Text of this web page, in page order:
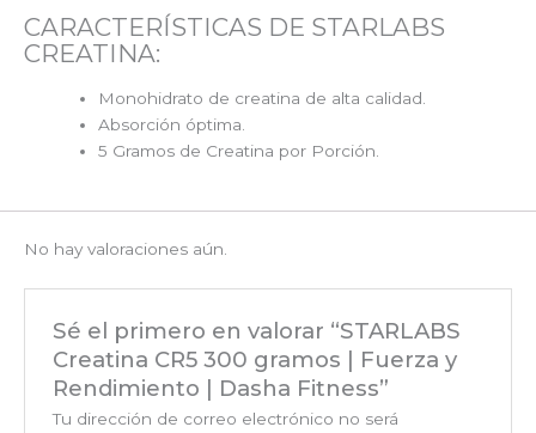
CARACTERÍSTICAS DE STARLABS
CREATINA:
Monohidrato de creatina de alta calidad.
Absorción óptima.
5 Gramos de Creatina por Porción.
No hay valoraciones aún.
Sé el primero en valorar “STARLABS
Creatina CR5 300 gramos | Fuerza y
Rendimiento | Dasha Fitness”
Tu dirección de correo electrónico no será